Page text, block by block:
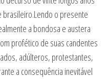
o presente
a bondosa e austera
profético de suas candentes
adúlteros, protestantes,
a consequência inevitável